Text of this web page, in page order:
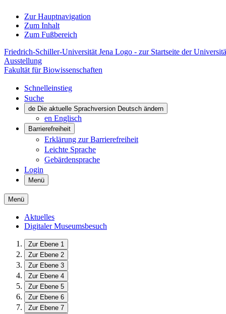
Zur Hauptnavigation
Zum Inhalt
Zum Fußbereich
Friedrich-Schiller-Universität Jena Logo - zur Startseite der
Ausstellung
Fakultät für Biowissenschaften
Schnelleinstieg
Suche
de Die aktuelle Sprachversion Deutsch ändern
en Englisch
Barrierefreiheit
Erklärung zur Barrierefreiheit
Leichte Sprache
Gebärdensprache
Login
Menü
Menü
Aktuelles
Digitaler Museumsbesuch
Zur Ebene 1
Zur Ebene 2
Zur Ebene 3
Zur Ebene 4
Zur Ebene 5
Zur Ebene 6
Zur Ebene 7